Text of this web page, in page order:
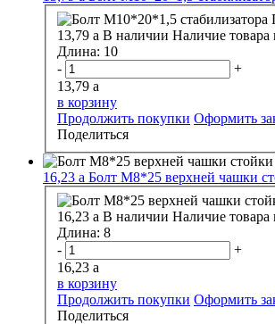
13,79 a В наличии Наличие товара
Длина: 10
-
+
13,79 a
в корзину
Продолжить покупки Оформить
Поделиться
16,23 a Болт М8*25 верхней чашки
16,23 a В наличии Наличие товара
Длина: 8
-
+
16,23 a
в корзину
Продолжить покупки Оформить
Поделиться